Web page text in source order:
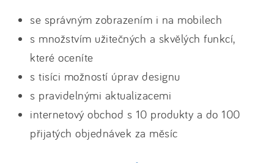
se správným zobrazením i na mobilech
s množstvím užitečných a skvělých funkcí,
které oceníte
s tisíci možností úprav designu
s pravidelnými aktualizacemi
internetový obchod s 10 produkty a do 100
přijatých objednávek za měsíc